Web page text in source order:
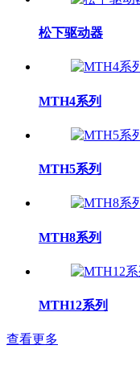
松下驱动器
MTH4系列
MTH5系列
MTH8系列
MTH12系列
查看更多